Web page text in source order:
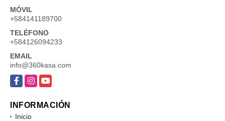
MÓVIL
+584141189700
TELÉFONO
+584126094233
EMAIL
info@360kasa.com
Facebook
InstagramYouTube
INFORMACIÓN
Inicio